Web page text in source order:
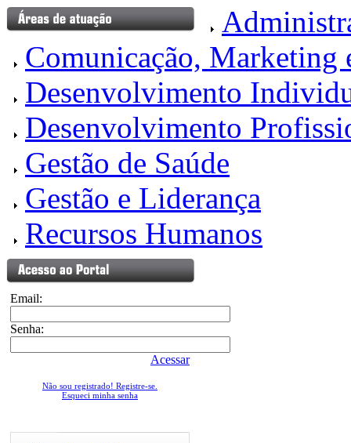
Comunicação, Marketing
Desenvolvimento
Desenvolvimento
Gestão de Saúde
Gestão e Liderança
Recursos Humanos
Email:
Senha:
Acessar
Não sou registrado! Registre-se.
Esqueci minha senha